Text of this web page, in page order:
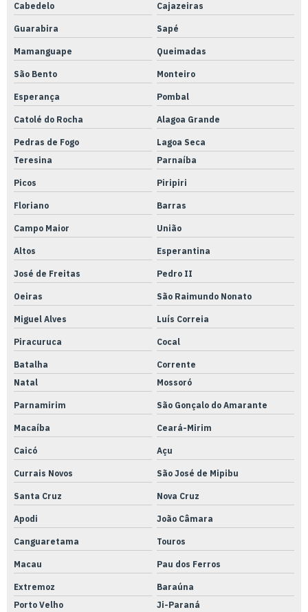
Cabedelo Cajazeiras
Guarabira Sapé
Mamanguape Queimadas
São Bento Monteiro
Esperança Pombal
Catolé do Rocha Alagoa Grande
Pedras de Fogo
Lagoa Seca
Teresina
Parnaíba
Picos Piripiri
Floriano Barras
Campo Maior União
Altos Esperantina
José de Freitas Pedro II
Oeiras São Raimundo Nonato
Miguel Alves Luís Correia
Piracuruca Cocal
Batalha
Corrente
Natal
Mossoró
Parnamirim São Gonçalo do Amarante
Macaíba Ceará-Mirim
Caicó Açu
Currais Novos São José de Mipibu
Santa Cruz Nova Cruz
Apodi João Câmara
Canguaretama Touros
Macau Pau dos Ferros
Extremoz
Baraúna
Porto Velho
Ji-Paraná